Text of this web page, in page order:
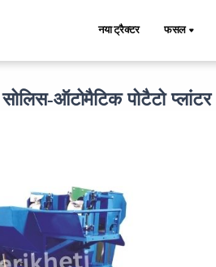
नया ट्रैक्टर फसल
सोलिस-ऑटोमैटिक पोटैटो